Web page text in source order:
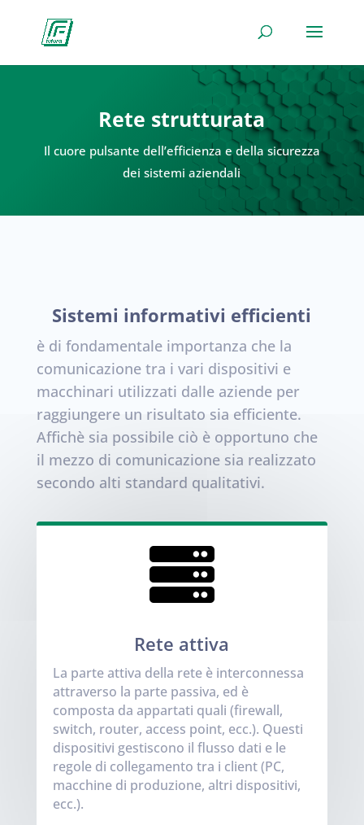
Rete strutturata
Il cuore pulsante dell’efficienza e della sicurezza
dei sistemi aziendali
Sistemi informativi efficienti
è di fondamentale importanza che la
comunicazione tra i vari dispositivi e
macchinari utilizzati dalle aziende per
raggiungere un risultato sia efficiente.
Affichè sia possibile ciò è opportuno che
il mezzo di comunicazione sia realizzato
secondo alti standard qualitativi.

Rete attiva
La parte attiva della rete è interconnessa
attraverso la parte passiva, ed è
composta da appartati quali (firewall,
switch, router, access point, ecc.). Questi
dispositivi gestiscono il flusso dati e le
regole di collegamento tra i client (PC,
macchine di produzione, altri dispositivi,
ecc.).